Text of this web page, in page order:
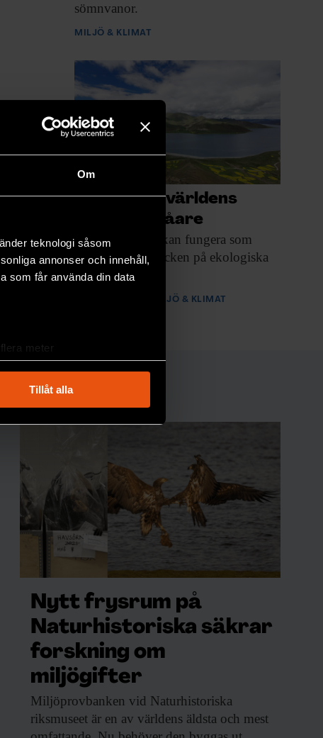
Om
teknologi såsom
annonser och innehåll,
som får använda din data
meter
. Du kan ändra
funktioner för
information från din enhet
kombinera informationen
tjänster.
Tillåt alla
sömnvanor.
MILJÖ & KLIMAT
Därför blir världens
sjöar allt blåare
Förändringarna kan fungera som
tidiga varningstecken på ekologiska
förändringar.
MILJÖ & KLIMAT
Nytt frysrum på
Naturhistoriska säkrar
forskning om
miljögifter
Miljöprovbanken vid Naturhistoriska
riksmuseet är en av världens äldsta och mest